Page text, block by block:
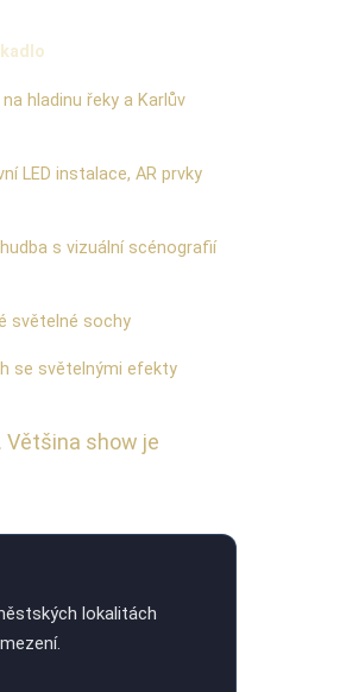
hladinu řeky a Karlův
LED instalace, AR prvky
s vizuální scénografií
světelné sochy
se světelnými efekty
Většina show je
lokalitách